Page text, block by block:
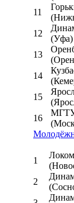
11
12
(Уфа)
13
14
15
16
1
2